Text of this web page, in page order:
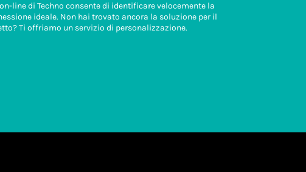
line di Techno consente di identificare velocemente la
ideale. Non hai trovato ancora la soluzione per il
Ti offriamo un servizio di personalizzazione.